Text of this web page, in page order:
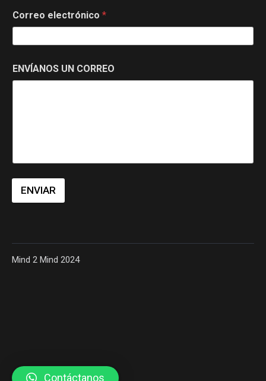
Correo electrónico *
ENVÍANOS UN CORREO
ENVIAR
Mind 2 Mind 2024
Contáctanos